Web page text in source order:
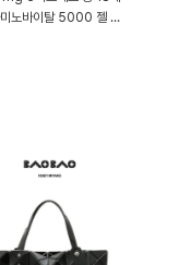
노바이탈 5000 젤 퍼
닝